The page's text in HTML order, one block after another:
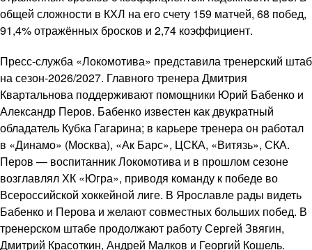
общей сложности в КХЛ на его счету 159 матчей, 68 побед,
91,4% отражённых бросков и 2,74 коэффициент.
Пресс-служба «Локомотива» представила тренерский штаб
на сезон-2026/2027. Главного тренера Дмитрия
Квартальнова поддерживают помощники Юрий Бабенко и
Александр Перов. Бабенко известен как двукратный
обладатель Кубка Гагарина; в карьере тренера он работал
в «Динамо» (Москва), «Ак Барс», ЦСКА, «Витязь», СКА.
Перов — воспитанник Локомотива и в прошлом сезоне
возглавлял ХК «Югра», приводя команду к победе во
Всероссийской хоккейной лиге. В Ярославле рады видеть
Бабенко и Перова и желают совместных больших побед. В
тренерском штабе продолжают работу Сергей Звягин,
Дмитрий Красоткин, Андрей Малков и Георгий Кошель.